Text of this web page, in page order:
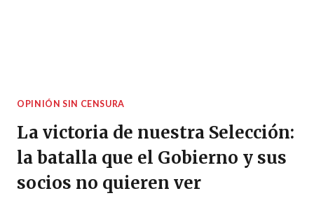
OPINIÓN SIN CENSURA
La victoria de nuestra Selección:
la batalla que el Gobierno y sus
socios no quieren ver